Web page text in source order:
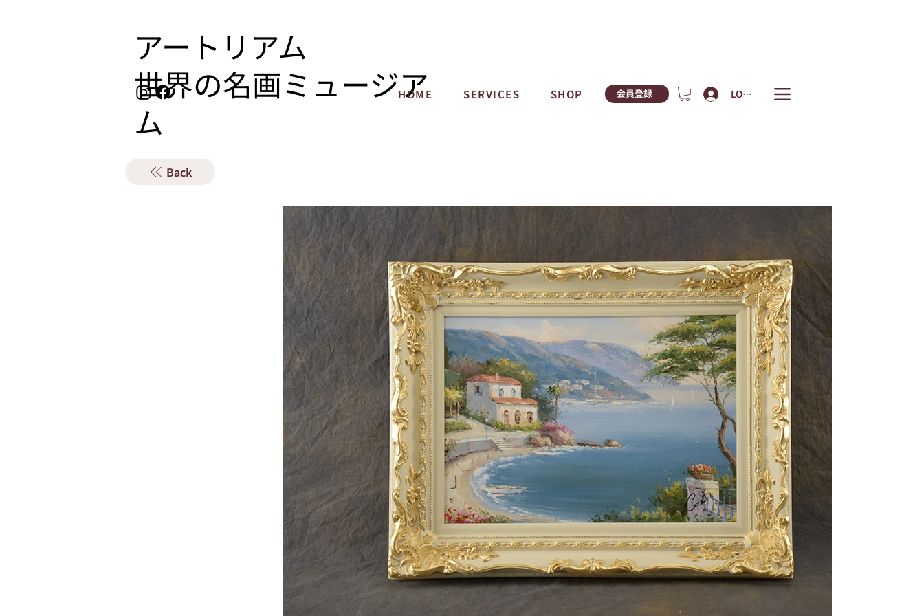
アートリアム
​世界の名画ミュージア
ム
HOME SERVICES SHOP 会員登録 LOGIN
Back